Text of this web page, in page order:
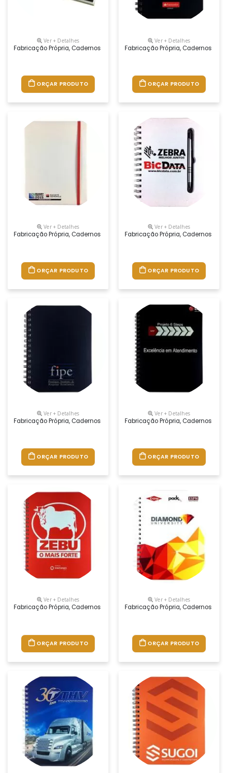
Ver + Detalhes
Fabricação Própria, Cadernos Personalizados Do Seu Jeito.tamanhos
ORÇAR PRODUTO
Ver + Detalhes
Fabricação Própria, Cadernos
ORÇAR PRODUTO
Ver + Detalhes
Fabricação Própria, Cadernos Personalizados Do Seu Jeito.tamanhos
ORÇAR PRODUTO
Ver + Detalhes
Fabricação Própria, Cadernos
ORÇAR PRODUTO
Ver + Detalhes
Fabricação Própria, Cadernos Personalizados Do Seu Jeito.tamanhos
ORÇAR PRODUTO
Ver + Detalhes
Fabricação Própria, Cadernos
ORÇAR PRODUTO
Ver + Detalhes
Fabricação Própria, Cadernos Personalizados Do Seu Jeito.tamanhos
ORÇAR PRODUTO
Ver + Detalhes
Fabricação Própria, Cadernos
ORÇAR PRODUTO